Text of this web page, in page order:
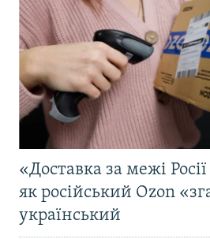
«Доставка за межі
як російський Ozon
український